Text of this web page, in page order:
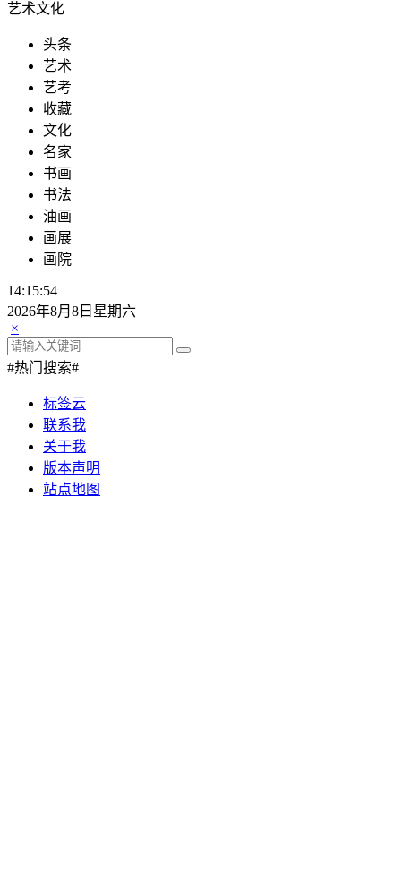
艺术文化
头条
艺术
艺考
收藏
文化
名家
书画
书法
油画
画展
画院
14:15:55
2026年8月8日星期六
×
#热门搜索#
标签云
联系我
关于我
版本声明
站点地图